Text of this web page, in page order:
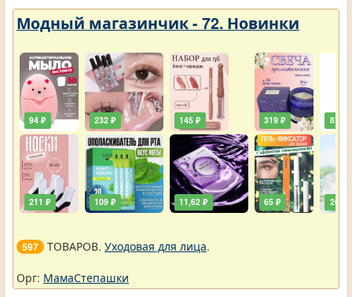
Модный магазинчик - 72. Новинки
94 ₽
211 ₽
232 ₽
109 ₽
145 ₽
11,62 ₽
319 ₽
65 ₽
87 ₽
261 ₽
597 ТОВАРОВ. Уходовая для лица.
Орг: МамаСтепашки